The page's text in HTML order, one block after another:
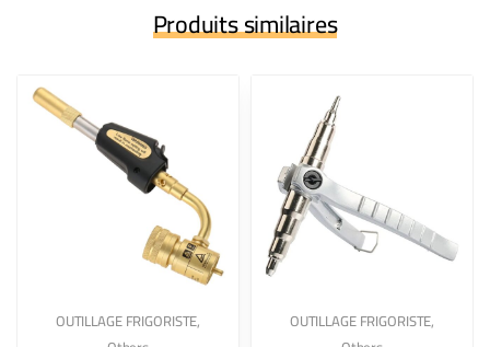
Produits similaires
OUTILLAGE FRIGORISTE,
OUTILLAGE FRIGORISTE,